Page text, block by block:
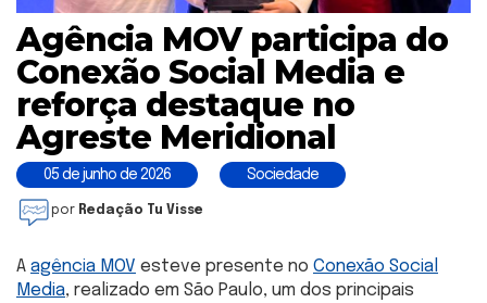
Agência MOV participa do
Conexão Social Media e
reforça destaque no
Agreste Meridional
05 de junho de 2026 Sociedade
por Redação Tu Visse
A agência MOV esteve presente no Conexão Social
Media, realizado em São Paulo, um dos principais